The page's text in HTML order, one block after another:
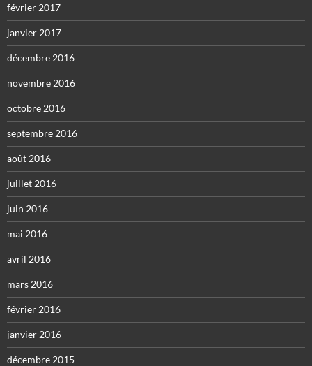
février 2017
janvier 2017
décembre 2016
novembre 2016
octobre 2016
septembre 2016
août 2016
juillet 2016
juin 2016
mai 2016
avril 2016
mars 2016
février 2016
janvier 2016
décembre 2015